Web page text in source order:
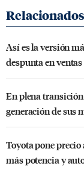
Así es la versión
despunta en ventas
En plena transición
generación de sus
Toyota pone
más potencia y